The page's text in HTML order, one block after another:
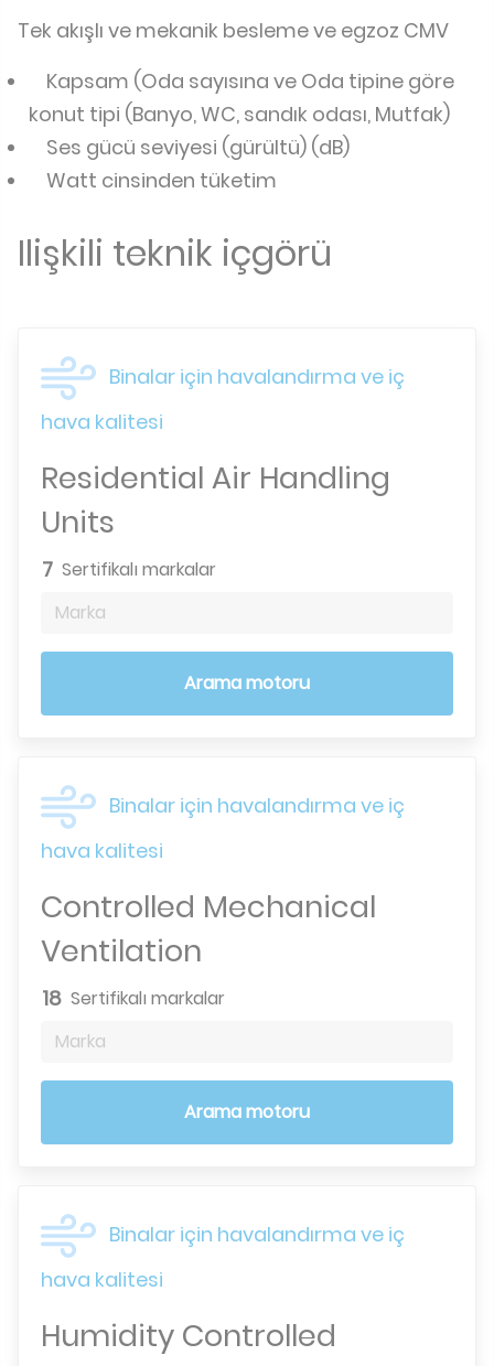
Tek akışlı ve mekanik besleme ve egzoz CMV
Kapsam (Oda sayısına ve Oda tipine göre
konut tipi (Banyo, WC, sandık odası, Mutfak)
Ses gücü seviyesi (gürültü) (dB)
Watt cinsinden tüketim
Ilişkili teknik içgörü
Binalar için havalandırma ve iç
hava kalitesi
Residential Air Handling
Units
7 Sertifikalı markalar
Marka
Arama motoru
Binalar için havalandırma ve iç
hava kalitesi
Controlled Mechanical
Ventilation
18 Sertifikalı markalar
Marka
Arama motoru
Binalar için havalandırma ve iç
hava kalitesi
Humidity Controlled